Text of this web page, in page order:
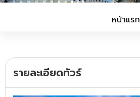
หน้าแรก
รายละเอียดทัวร์
ทัวร์สแกนดิเนเวีย
ทัวร์ฮ่องกง
ภาคตะวันตก